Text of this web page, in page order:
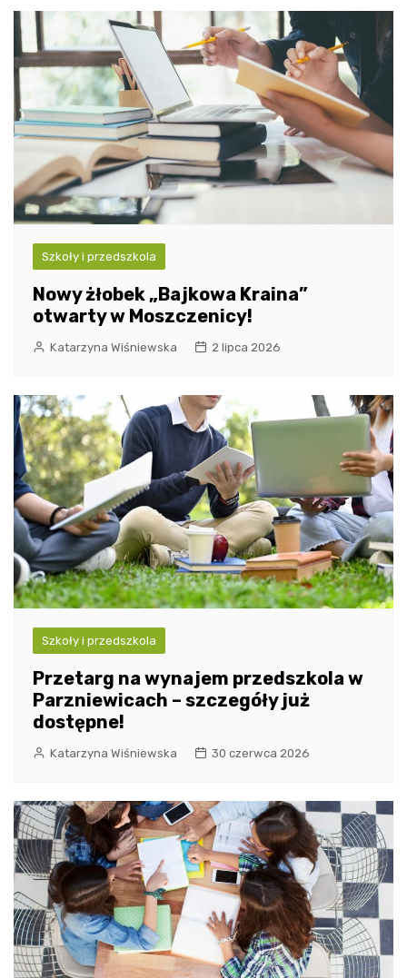
Szkoły i przedszkola
Nowy żłobek „Bajkowa Kraina”
otwarty w Moszczenicy!
Katarzyna Wiśniewska 2 lipca 2026
Szkoły i przedszkola
Przetarg na wynajem przedszkola w
Parzniewicach – szczegóły już
dostępne!
Katarzyna Wiśniewska 30 czerwca 2026